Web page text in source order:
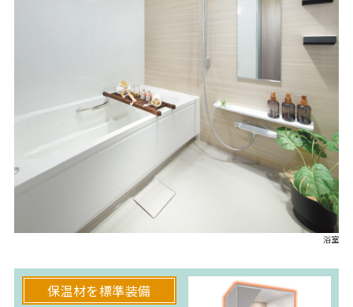
浴室
保温材を標準装備